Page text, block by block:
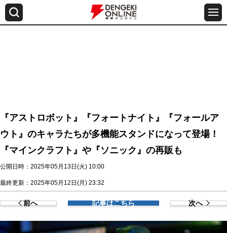
『アストロボット』『フォートナイト』『フォールア
ウト』のキャラたちが多機能スタンドになって登場！
『マインクラフト』や『ソニック』の再販も
公開日時：2025年05月13日(火) 10:00
最終更新：2025年05月12日(月) 23:32
前へ 記事はこちら 次へ